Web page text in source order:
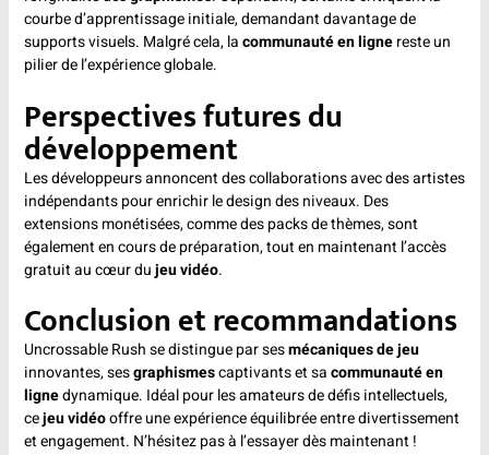
courbe d’apprentissage initiale, demandant davantage de
supports visuels. Malgré cela, lacommunauté en lignereste un
pilier de l’expérience globale.
Perspectives futures du
développement
Les développeurs annoncent des collaborations avec des artistes
indépendants pour enrichir le design des niveaux. Des
extensions monétisées, comme des packs de thèmes, sont
également en cours de préparation, tout en maintenant l’accès
gratuit au cœur dujeu vidéo.
Conclusion et recommandations
Uncrossable Rush se distingue par sesmécaniques de jeu
innovantes, sesgraphismescaptivants et sacommunauté en
lignedynamique. Idéal pour les amateurs de défis intellectuels,
cejeu vidéooffre une expérience équilibrée entre divertissement
et engagement. N’hésitez pas à l’essayer dès maintenant !